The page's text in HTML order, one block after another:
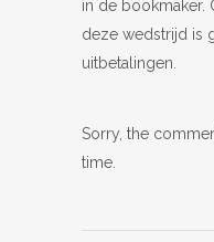
in de bookmaker.
deze wedstrijd is
uitbetalingen.
Sorry, the
time.